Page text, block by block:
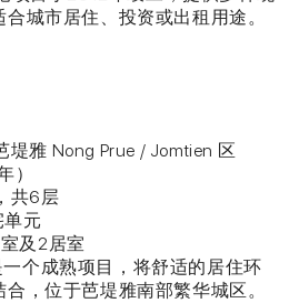
城市居住、投资或出租用途。
堤雅 Nong Prue / Jomtien 区
）
共6层
单元
及2居室
一个成熟项目，将舒适的居住环
，位于芭堤雅南部繁华城区。